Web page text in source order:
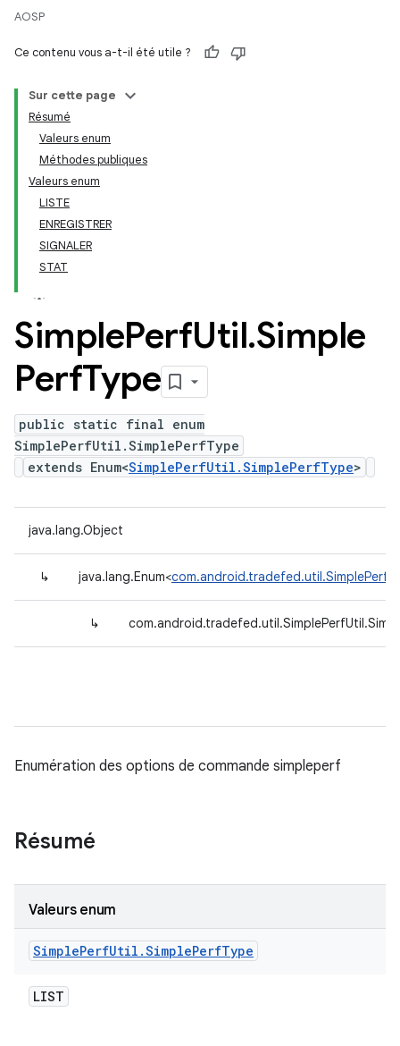
AOSP
Ce contenu vous a-t-il été utile ?
Sur cette page
Résumé
Valeurs enum
Méthodes publiques
Valeurs enum
LISTE
ENREGISTRER
SIGNALER
STAT
SimplePerfUtil.Simple
PerfType
public static final enum
SimplePerfUtil.SimplePerfType
extends Enum<SimplePerfUtil.SimplePerfType>
java.lang.Object
↳ java.lang.Enum<
↳
Enumération des options de commande simpleperf
Résumé
Valeurs enum
SimplePerfUtil .SimplePerfType
LIST